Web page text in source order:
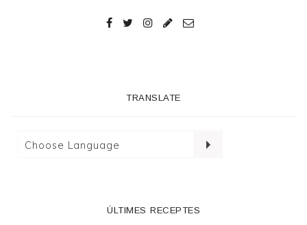
TRANSLATE
ÚLTIMES RECEPTES